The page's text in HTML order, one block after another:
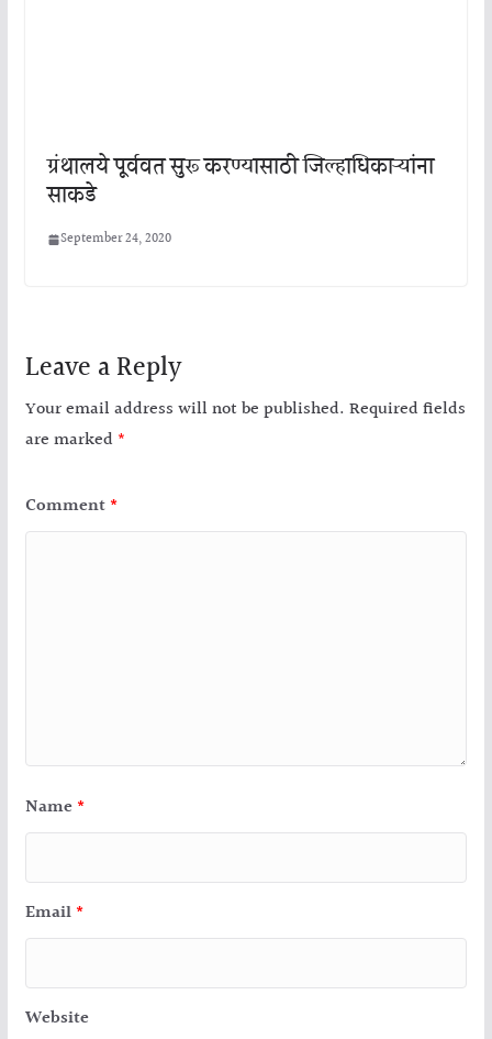
ग्रंथालये पूर्ववत सुरू करण्यासाठी जिल्हाधिकाऱ्यांना
साकडे
September 24, 2020
Leave a Reply
Your email address will not be published. Required fields
are marked *
Comment *
Name *
Email *
Website